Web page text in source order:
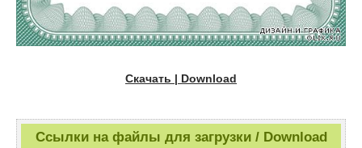
Скачать | Download
Ссылки на файлы для загрузки / Download